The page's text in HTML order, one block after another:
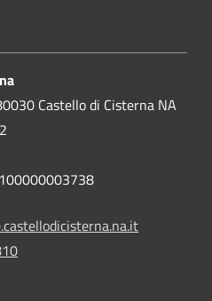
Castello di Cisterna NA